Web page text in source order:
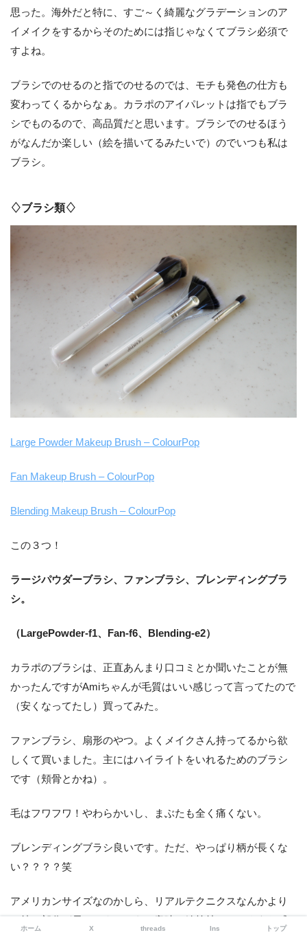
思った。海外だと特に、すご～く綺麗なグラデーションのア
イメイクをするからそのためには指じゃなくてブラシ必須で
すよね。
ブラシでのせるのと指でのせるのでは、モチも発色の仕方も
変わってくるからなぁ。カラポのアイパレットは指でもブラ
シでものるので、高品質だと思います。ブラシでのせるほう
がなんだか楽しい（絵を描いてるみたいで）のでいつも私は
ブラシ。
♢ブラシ類♢
Large Powder Makeup Brush – ColourPop
Fan Makeup Brush – ColourPop
Blending Makeup Brush – ColourPop
この３つ！
ラージパウダーブラシ、ファンブラシ、ブレンディングブラ
シ。
（LargePowder-f1、Fan-f6、Blending-e2）
カラポのブラシは、正直あんまり口コミとか聞いたことが無
かったんですがAmiちゃんが毛質はいい感じって言ってたので
（安くなってたし）買ってみた。
ファンブラシ、扇形のやつ。よくメイクさん持ってるから欲
しくて買いました。主にはハイライトをいれるためのブラシ
です（頬骨とかね）。
毛はフワフワ！やわらかいし、まぶたも全く痛くない。
ブレンディングブラシ良いです。ただ、やっぱり柄が長くな
い？？？？笑
アメリカンサイズなのかしら、リアルテクニクスなんかより
ホーム X threads Ins トップ